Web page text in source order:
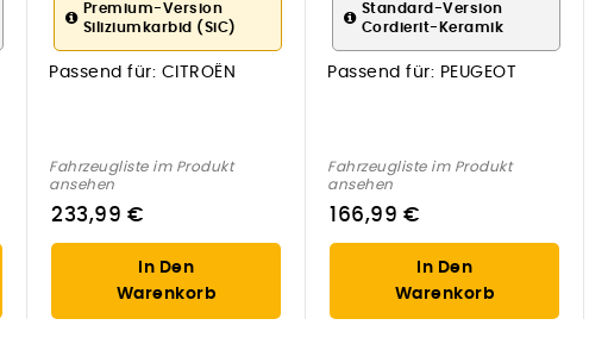
Premium-Version
Siliziumkarbid (SiC)
Passend für: CITROËN
Fahrzeugliste im Produkt
ansehen
233,99 €
In Den
Warenkorb
Standard-Version
Cordierit-Keramik
Passend für: PEUGEOT
Fahrzeugliste im Produkt
ansehen
166,99 €
In Den
Warenkorb